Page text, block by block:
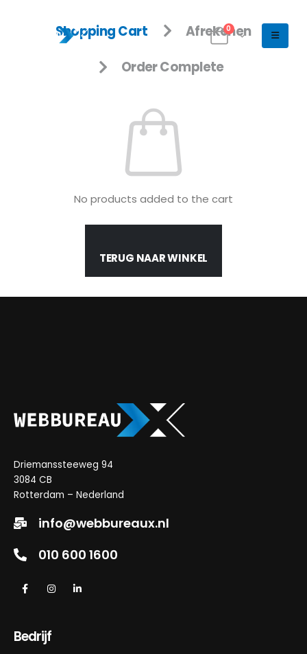
0
Shopping Cart Afrekenen
Order Complete
No products added to the cart
TERUG NAAR WINKEL
Driemanssteeweg 94
3084 CB
Rotterdam – Nederland
info@webbureaux.nl
010 600 1600
Bedrijf